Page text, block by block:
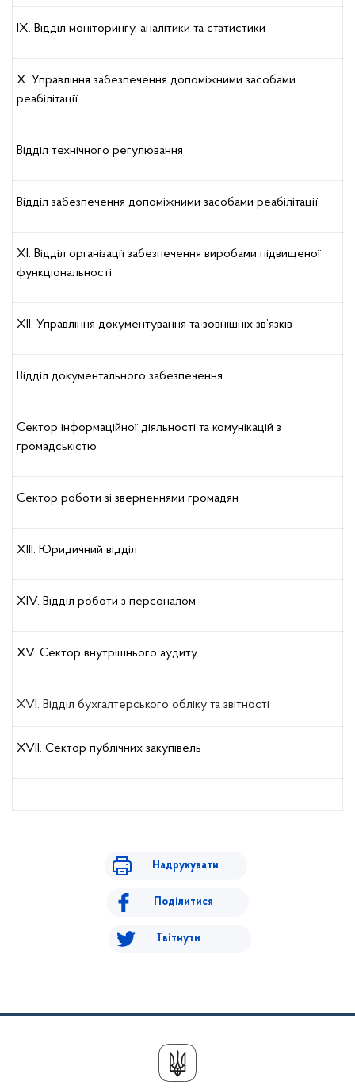
IX. Відділ моніторингу, аналітики та статистики
X. Управління забезпечення допоміжними засобами
реабілітації
Відділ технічного регулювання
Відділ забезпечення допоміжними засобами реабілітації
XІ. Відділ організації забезпечення виробами підвищеної
функціональності
XІІ. Управління документування та зовнішніх зв’язків
Відділ документального забезпечення
Сектор інформаційної діяльності та комунікацій з
громадськістю
Сектор роботи зі зверненнями громадян
XІІІ. Юридичний відділ
XІV. Відділ роботи з персоналом
XV. Сектор внутрішнього аудиту
XVІ. Відділ бухгалтерського обліку та звітності
XVII. Сектор публічних закупівель
Надрукувати
Поділитися
Твітнути